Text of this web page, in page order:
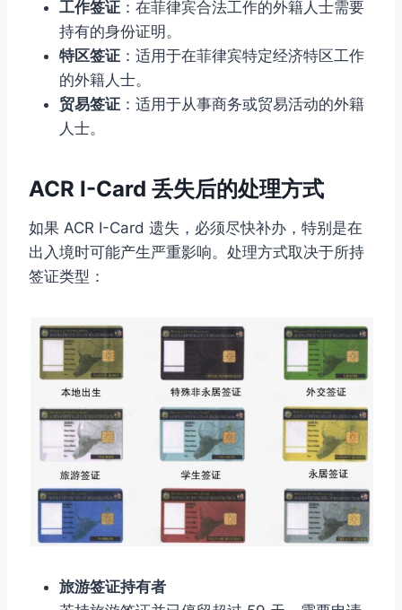
工作签证 ：在菲律宾合法工作的外籍人士需要
持有的身份证明。
特区签证 ：适用于在菲律宾特定经济特区工作
的外籍人士。
贸易签证 ：适用于从事商务或贸易活动的外籍
人士。
ACR I-Card 丢失后的处理方式
如果 ACR I-Card 遗失，必须尽快补办，特别是在
出入境时可能产生严重影响。处理方式取决于所持
签证类型：
旅游签证持有者